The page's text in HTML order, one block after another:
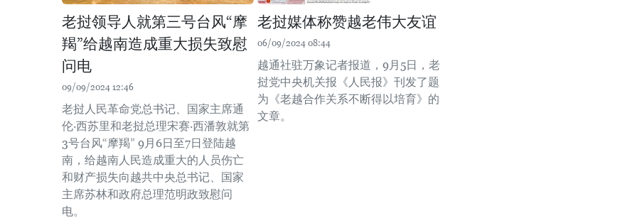
老挝领导人就第三号台风“摩
羯”给越南造成重大损失致慰
问电
09/09/2024 12:46
老挝人民革命党总书记、国家主席通
伦·西苏里和老挝总理宋赛·西潘敦就第
3号台风“摩羯” 9月6日至7日登陆越
南，给越南人民造成重大的人员伤亡
和财产损失向越共中央总书记、国家
主席苏林和政府总理范明政致慰问
电。
老挝媒体称赞越老伟大友谊
06/09/2024 08:44
越通社驻万象记者报道，9月5日，老
挝党中央机关报《人民报》刊发了题
为《老越合作关系不断得以培育》的
文章。